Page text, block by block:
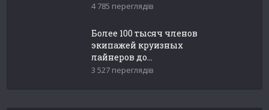
4 785 переглядів
Более 100 тысяч членов
экипажей круизных
лайнеров до...
3 527 переглядів